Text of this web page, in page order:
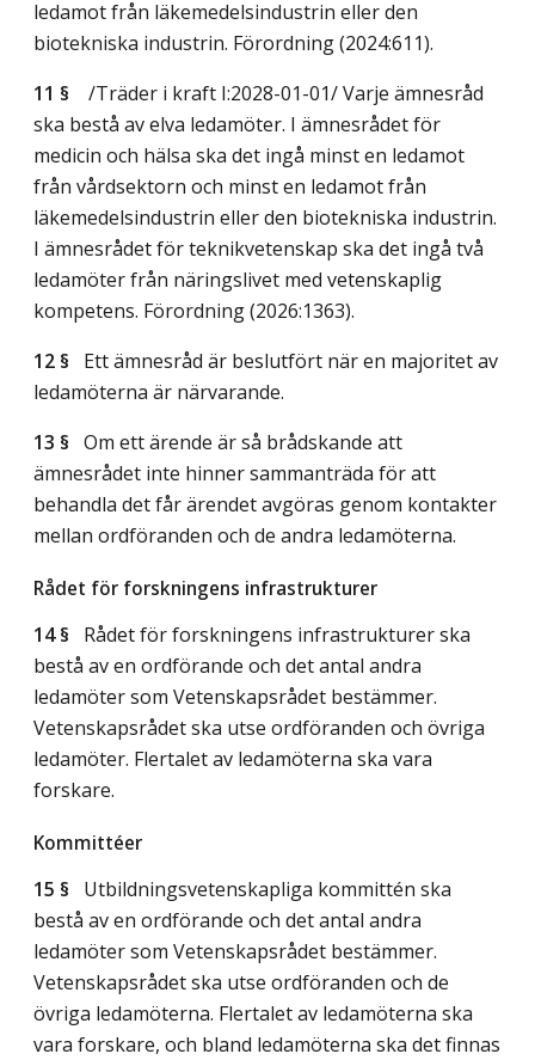
ledamot från läkemedelsindustrin eller den
biotekniska industrin. Förordning (2024:611).
11 §
/Träder i kraft I:2028-01-01/Varje ämnesråd
ska bestå av elva ledamöter. I ämnesrådet för
medicin och hälsa ska det ingå minst en ledamot
från vårdsektorn och minst en ledamot från
läkemedelsindustrin eller den biotekniska industrin.
I ämnesrådet för teknikvetenskap ska det ingå två
ledamöter från näringslivet med vetenskaplig
kompetens. Förordning (2026:1363).
12 § Ett ämnesråd är beslutfört när en majoritet av
ledamöterna är närvarande.
13 § Om ett ärende är så brådskande att
ämnesrådet inte hinner sammanträda för att
behandla det får ärendet avgöras genom kontakter
mellan ordföranden och de andra ledamöterna.
Rådet för forskningens infrastrukturer
14 § Rådet för forskningens infrastrukturer ska
bestå av en ordförande och det antal andra
ledamöter som Vetenskapsrådet bestämmer.
Vetenskapsrådet ska utse ordföranden och övriga
ledamöter. Flertalet av ledamöterna ska vara
forskare.
Kommittéer
15 § Utbildningsvetenskapliga kommittén ska
bestå av en ordförande och det antal andra
ledamöter som Vetenskapsrådet bestämmer.
Vetenskapsrådet ska utse ordföranden och de
övriga ledamöterna. Flertalet av ledamöterna ska
vara forskare, och bland ledamöterna ska det finnas